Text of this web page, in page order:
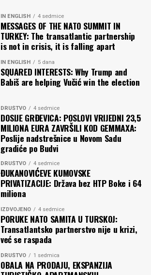
IN ENGLISH 4 sedmice
MESSAGES OF THE NATO SUMMIT IN
TURKEY: The transatlantic partnership
is not in crisis, it is falling apart
IN ENGLISH 5 dana
SQUARED INTERESTS: Why Trump and
Babiš are helping Vučić win the election
DRUŠTVO 4 sedmice
DOSIJE GRĐEVICA: POSLOVI VRIJEDNI 23,5
MILIONA EURA ZAVRŠILI KOD GEMMAXA:
Poslije nadstrešnice u Novom Sadu
gradiće po Budvi
DRUŠTVO 4 sedmice
ĐUKANOVIĆEVE KUMOVSKE
PRIVATIZACIJE: Država bez HTP Boke i 64
miliona
IZDVOJENO 4 sedmice
PORUKE NATO SAMITA U TURSKOJ:
Transatlantsko partnerstvo nije u krizi,
već se raspada
DRUŠTVO 1 sedmica
OBALA NA PRODAJU, EKSPANZIJA